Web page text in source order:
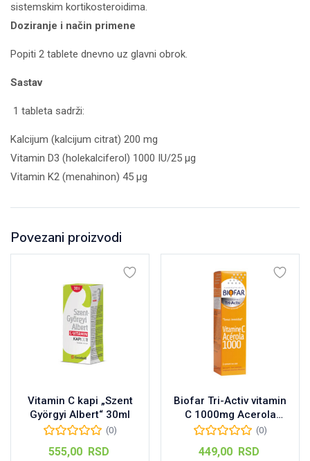
sistemskim kortikosteroidima.
Doziranje i način primene
Popiti 2 tablete dnevno uz glavni obrok.
Sastav
1 tableta sadrži:
Kalcijum (kalcijum citrat) 200 mg
Vitamin D3 (holekalciferol) 1000 IU/25 µg
Vitamin K2 (menahinon) 45 µg
Povezani proizvodi
Vitamin C kapi „Szent
Györgyi Albert“ 30ml
(0)
555,00 RSD
Biofar Tri-Activ vitamin
C 1000mg Acerola
šumeće tablete, 15kom
(0)
449,00 RSD